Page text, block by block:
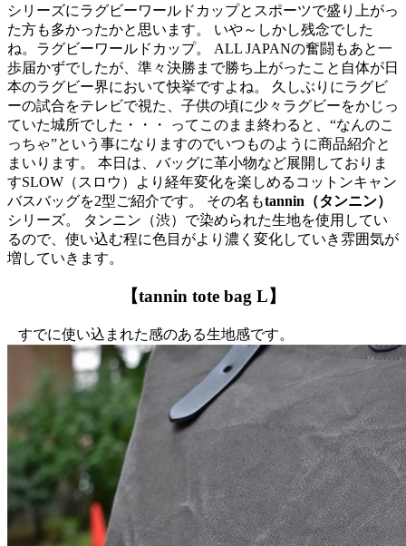
シリーズにラグビーワールドカップとスポーツで盛り上がっ
た方も多かったかと思います。 いや～しかし残念でした
ね。ラグビーワールドカップ。 ALL JAPANの奮闘もあと一
歩届かずでしたが、準々決勝まで勝ち上がったこと自体が日
本のラグビー界において快挙ですよね。 久しぶりにラグビ
ーの試合をテレビで視た、子供の頃に少々ラグビーをかじっ
ていた城所でした・・・ ってこのまま終わると、“なんのこ
っちゃ”という事になりますのでいつものように商品紹介と
まいります。 本日は、バッグに革小物など展開しておりま
すSLOW（スロウ）より経年変化を楽しめるコットンキャン
バスバッグを2型ご紹介です。 その名もtannin（タンニン）
シリーズ。 タンニン（渋）で染められた生地を使用してい
るので、使い込む程に色目がより濃く変化していき雰囲気が
増していきます。
【tannin tote bag L】
すでに使い込まれた感のある生地感です。